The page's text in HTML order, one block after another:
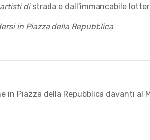
distrada e dall'immancabile
in Piazza della Repubblica
in Piazza della Repubblica davanti al